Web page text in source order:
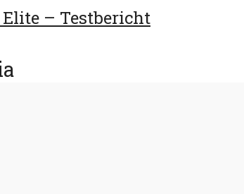
– Testbericht